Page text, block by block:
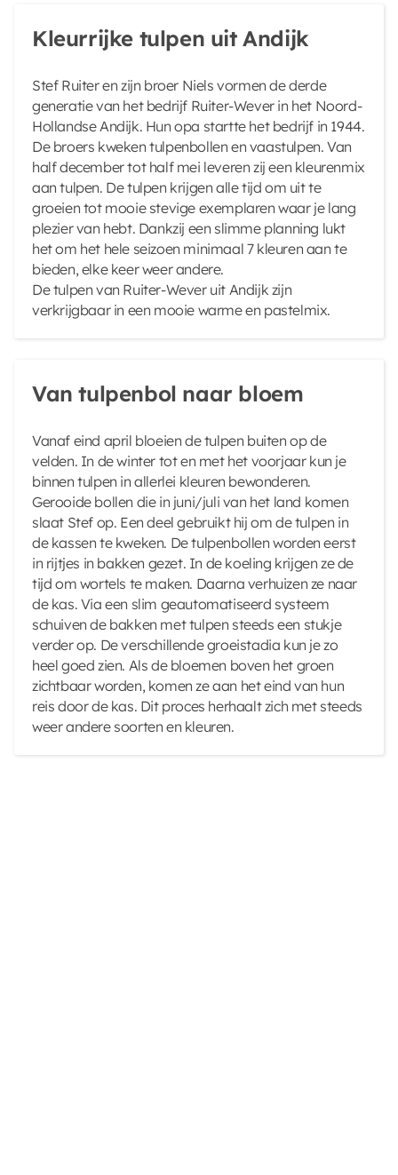
Kleurrijke tulpen uit Andijk
Stef Ruiter en zijn broer Niels vormen de derde
generatie van het bedrijf Ruiter-Wever in het Noord-
Hollandse Andijk. Hun opa startte het bedrijf in 1944.
De broers kweken tulpenbollen en vaastulpen. Van
half december tot half mei leveren zij een kleurenmix
aan tulpen. De tulpen krijgen alle tijd om uit te
groeien tot mooie stevige exemplaren waar je lang
plezier van hebt. Dankzij een slimme planning lukt
het om het hele seizoen minimaal 7 kleuren aan te
bieden, elke keer weer andere.
De tulpen van Ruiter-Wever uit Andijk zijn
verkrijgbaar in een mooie warme en pastelmix.
Van tulpenbol naar bloem
Vanaf eind april bloeien de tulpen buiten op de
velden. In de winter tot en met het voorjaar kun je
binnen tulpen in allerlei kleuren bewonderen.
Gerooide bollen die in juni/juli van het land komen
slaat Stef op. Een deel gebruikt hij om de tulpen in
de kassen te kweken. De tulpenbollen worden eerst
in rijtjes in bakken gezet. In de koeling krijgen ze de
tijd om wortels te maken. Daarna verhuizen ze naar
de kas. Via een slim geautomatiseerd systeem
schuiven de bakken met tulpen steeds een stukje
verder op. De verschillende groeistadia kun je zo
heel goed zien. Als de bloemen boven het groen
zichtbaar worden, komen ze aan het eind van hun
reis door de kas. Dit proces herhaalt zich met steeds
weer andere soorten en kleuren.